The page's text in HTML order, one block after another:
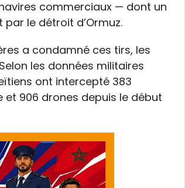
commerciaux — dont un
le détroit d’Ormuz.
a condamné ces tirs, les
les données militaires
ont intercepté 383
et 906 drones depuis le début